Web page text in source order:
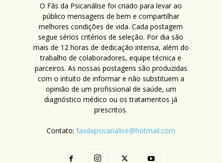
O Fãs da Psicanálise foi criado para levar ao
público mensagens de bem e compartilhar
melhores condições de vida. Cada postagem
segue sérios critérios de seleção. Por dia são
mais de 12 horas de dedicação intensa, além do
trabalho de colaboradores, equipe técnica e
parceiros. As nossas postagens são produzidas
com o intuito de informar e não substituem a
opinião de um profissional de saúde, um
diagnóstico médico ou os tratamentos já
prescritos.
Contato: fasdapsicanalise@hotmail.com